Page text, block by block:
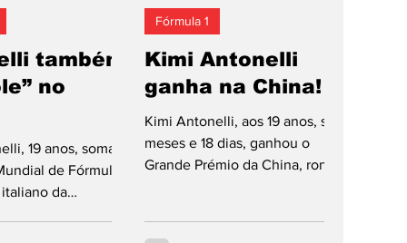
d
consecutiva (o brasileiro em 19
também
no
19 anos, soma e
de Fórmula 1.
da
de capacidades
Kimi Antonelli
ganha na China!
Kimi Antonelli, aos 19 anos, seis
meses e 18 dias, ganhou o
Grande Prémio da China, ronda
Fórmula 1